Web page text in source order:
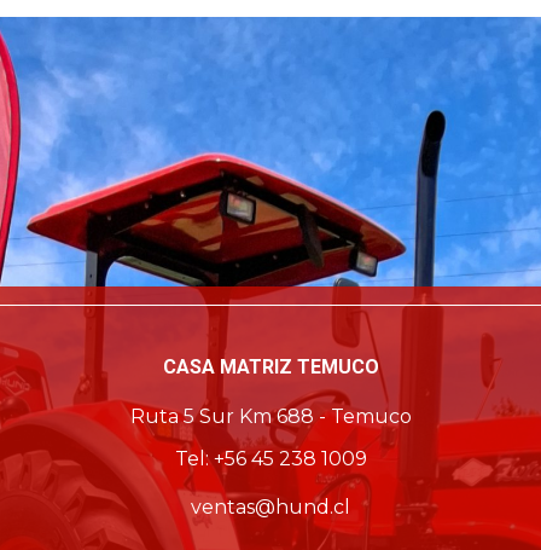
CASA MATRIZ TEMUCO
Ruta 5 Sur Km 688 - Temuco
Tel: +56 45 238 1009
ventas@hund.cl